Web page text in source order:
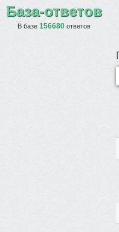
База-ответов
В базе 156680 ответов